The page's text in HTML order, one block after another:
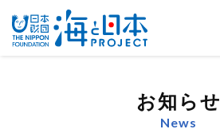
お知らせ
News